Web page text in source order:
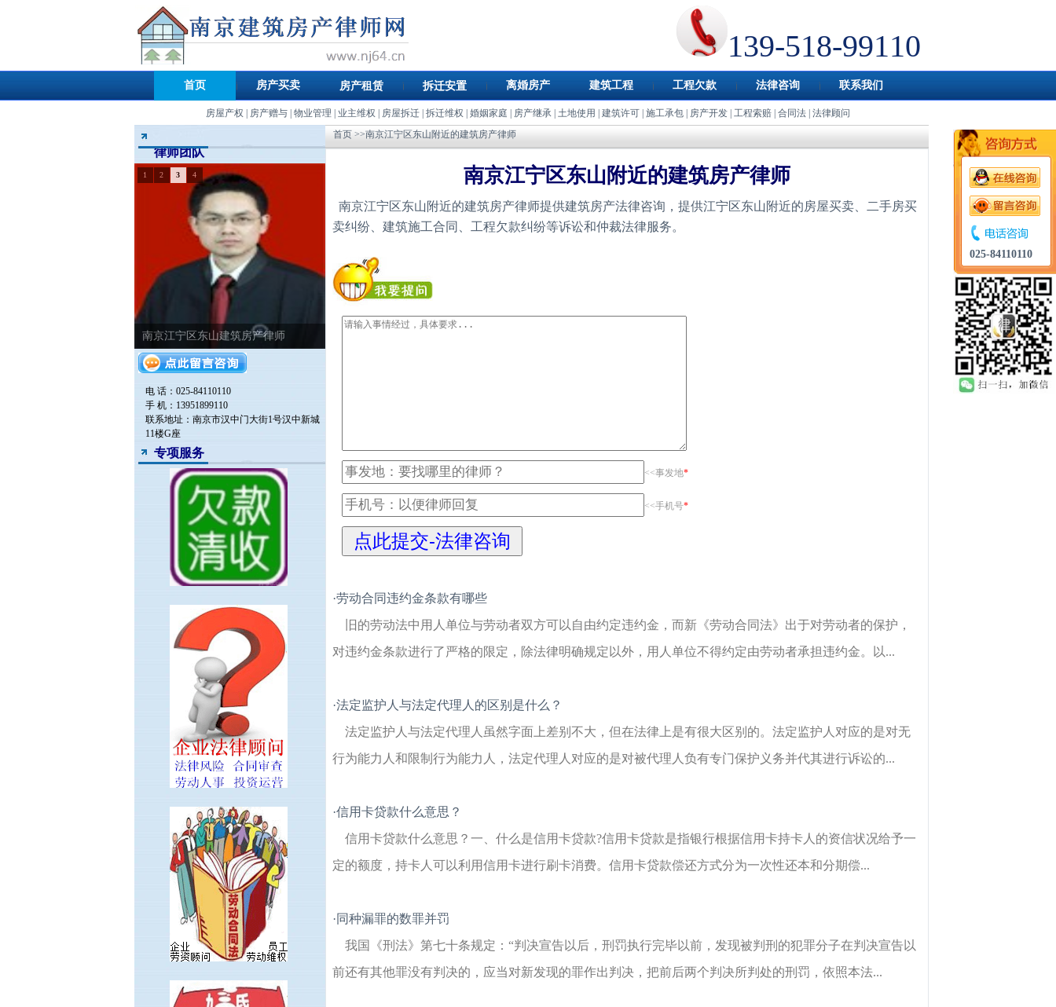
139-518-99110
首页 房产买卖 房产租赁 拆迁安置 离婚房产 建筑工程 工程欠款 法律咨询 联系我们
房屋产权 房产赠与 物业管理 业主维权 房屋拆迁 拆迁维权 婚姻家庭 房产继承 土地使用 建筑许可 施工承包 房产开发 工程索赔 合同法 法律顾问
律师团队
南京江宁区东山建筑房产律师
1 2 3 4
电 话：025-84110110
手 机：13951899110
联系地址：南京市汉中门大街1号汉中新城
11楼G座
专项服务
首页>>南京江宁区东山附近的建筑房产律师
南京江宁区东山附近的建筑房产律师
南京江宁区东山附近的建筑房产律师提供建筑房产法律咨询，提供江宁区东山附近的房屋买卖、二手房买
卖纠纷、建筑施工合同、工程欠款纠纷等诉讼和仲裁法律服务。
<<事发地*
<<手机号*
·劳动合同违约金条款有哪些
旧的劳动法中用人单位与劳动者双方可以自由约定违约金，而新《劳动合同法》出于对劳动者的保护，
对违约金条款进行了严格的限定，除法律明确规定以外，用人单位不得约定由劳动者承担违约金。以...
·法定监护人与法定代理人的区别是什么？
法定监护人与法定代理人虽然字面上差别不大，但在法律上是有很大区别的。法定监护人对应的是对无
行为能力人和限制行为能力人，法定代理人对应的是对被代理人负有专门保护义务并代其进行诉讼的...
·信用卡贷款什么意思？
信用卡贷款什么意思？一、什么是信用卡贷款?信用卡贷款是指银行根据信用卡持卡人的资信状况给予一
定的额度，持卡人可以利用信用卡进行刷卡消费。信用卡贷款偿还方式分为一次性还本和分期偿...
·同种漏罪的数罪并罚
我国《刑法》第七十条规定：“判决宣告以后，刑罚执行完毕以前，发现被判刑的犯罪分子在判决宣告以
前还有其他罪没有判决的，应当对新发现的罪作出判决，把前后两个判决所判处的刑罚，依照本法...
025-84110110